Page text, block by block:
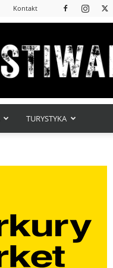
Kontakt
TURYSTYKA